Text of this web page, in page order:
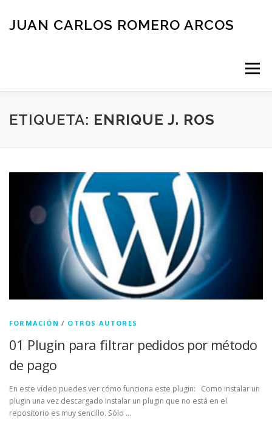
contenido
JUAN CARLOS ROMERO ARCOS
Menú
INICIO QUIEN SOY BLOG NEGOCIOS
ETIQUETA: ENRIQUE J. ROS
FORMACIÓN / OTROS AUTORES
01 Plugin para filtrar pedidos por método
de pago
En este vídeo puedes ver cómo funciona este plugin: Como instalar un
plugin una vez descargado Instalar un plugin que no está en el
repositorio es muy sencillo. Sólo …